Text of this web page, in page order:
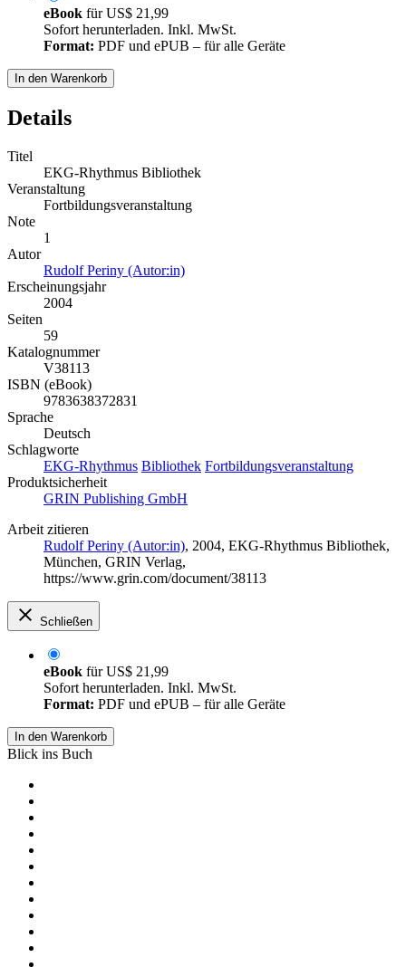
eBook fürUS$ 21,99
Sofort herunterladen. Inkl. MwSt.
Format: PDF und ePUB – für alle Geräte
In den Warenkorb
Details
Titel
EKG-Rhythmus Bibliothek
Veranstaltung
Fortbildungsveranstaltung
Note
1
Autor
Rudolf Periny (Autor:in)
Erscheinungsjahr
2004
Seiten
59
Katalognummer
V38113
ISBN (eBook)
9783638372831
Sprache
Deutsch
Schlagworte
EKG-Rhythmus Bibliothek Fortbildungsveranstaltung
Produktsicherheit
GRIN Publishing GmbH
Arbeit zitieren
Rudolf Periny (Autor:in), 2004, EKG-Rhythmus Bibliothek,
München, GRIN Verlag,
https://www.grin.com/document/38113
Schließen
eBook fürUS$ 21,99
Sofort herunterladen. Inkl. MwSt.
Format: PDF und ePUB – für alle Geräte
In den Warenkorb
Blick ins Buch